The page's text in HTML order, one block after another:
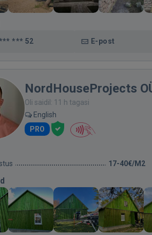
*** 52 E-post
NordHouseProjects
Oli saidil: 11 h tagasi
English
PRO
17-40€/M2